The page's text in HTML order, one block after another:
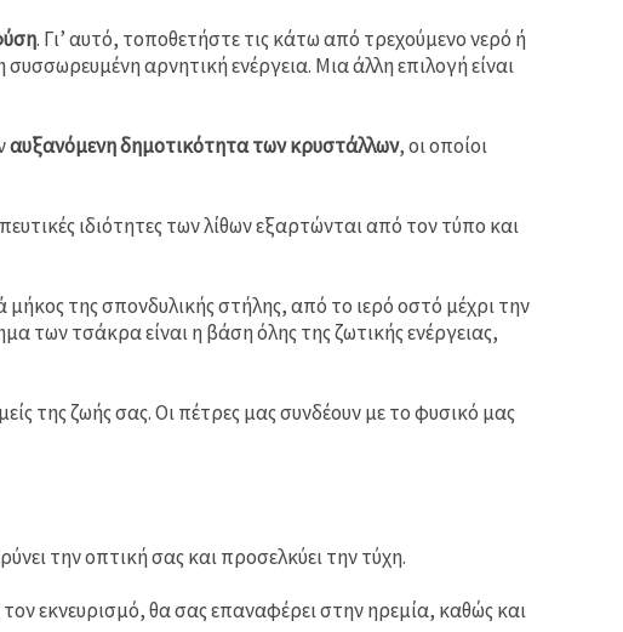
. Γι’ αυτό, τοποθετήστε τις κάτω από τρεχούμενο νερό ή
αρνητική ενέργεια. Μια άλλη επιλογή είναι
αυξανόμενη δημοτικότητα των κρυστάλλων, οι οποίοι
ιδιότητες των λίθων εξαρτώνται από τον τύπο και
μήκος της σπονδυλικής στήλης, από το ιερό οστό μέχρι την
των τσάκρα είναι η βάση όλης της ζωτικής ενέργειας,
της ζωής σας. Οι πέτρες μας συνδέουν με το φυσικό μας
την οπτική σας και προσελκύει την τύχη.
εκνευρισμό, θα σας επαναφέρει στην ηρεμία, καθώς και